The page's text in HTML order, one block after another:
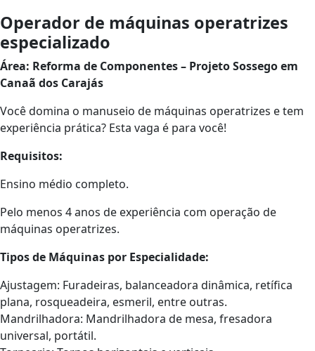
Operador de máquinas operatrizes
especializado
Área: Reforma de Componentes – Projeto Sossego em
Canaã dos Carajás
Você domina o manuseio de máquinas operatrizes e tem
experiência prática? Esta vaga é para você!
Requisitos:
Ensino médio completo.
Pelo menos 4 anos de experiência com operação de
máquinas operatrizes.
Tipos de Máquinas por Especialidade:
Ajustagem: Furadeiras, balanceadora dinâmica, retífica
plana, rosqueadeira, esmeril, entre outras.
Mandrilhadora: Mandrilhadora de mesa, fresadora
universal, portátil.